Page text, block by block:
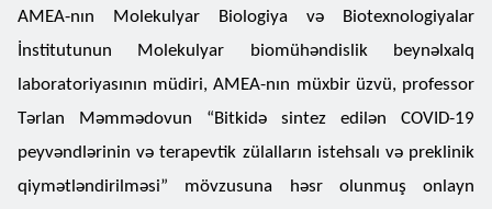
AMEA-nın Molekulyar Biologiya və Biotexnologiyalar
İnstitutunun Molekulyar biomühəndislik beynəlxalq
laboratoriyasının müdiri, AMEA-nın müxbir üzvü, professor
Tərlan Məmmədovun “Bitkidə sintez edilən COVID-19
peyvəndlərinin və terapevtik zülalların istehsalı və preklinik
qiymətləndirilməsi” mövzusuna həsr olunmuş onlayn